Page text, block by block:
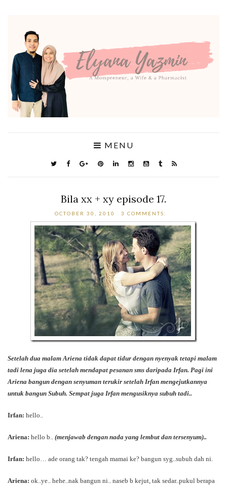
MENU
Bila xx + xy episode 17.
OCTOBER 30, 2010 3 COMMENTS:
Setelah dua malam Ariena tidak dapat tidur dengan nyenyak tetapi malam
tadi lena juga dia setelah mendapat pesanan sms daripada Irfan. Pagi ini
Ariena bangun dengan senyuman terukir setelah Irfan mengejutkannya
untuk bangun Subuh. Sempat juga Irfan mengusiknya subuh tadi..
Irfan: hello..
Ariena: hello b.. (menjawab dengan nada yang lembut dan tersenyum)..
Irfan: hello… ade orang tak? tengah mamai ke? bangun syg..subuh dah ni.
Ariena: ok..ye.. hehe..nak bangun ni.. naseb b kejut, tak sedar..pukul berapa